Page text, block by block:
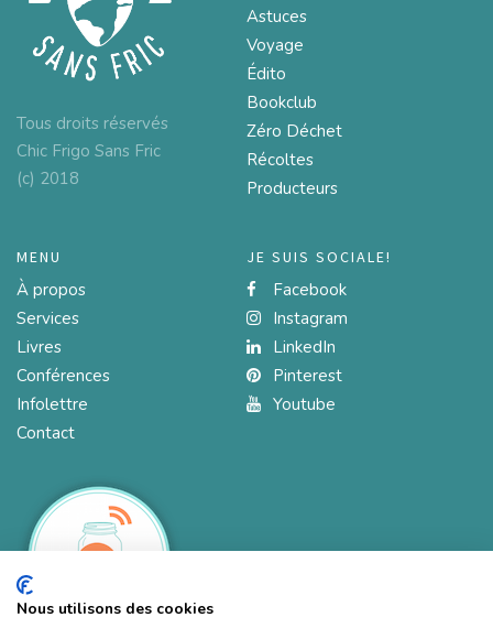
Tous droits réservés
Chic Frigo Sans Fric
(c) 2018
Astuces
Voyage
Édito
Bookclub
Zéro Déchet
Récoltes
Producteurs
MENU
À propos
Services
Livres
Conférences
Infolettre
Contact
JE SUIS SOCIALE!
Facebook
Instagram
LinkedIn
Pinterest
Youtube
Nous utilisons des cookies